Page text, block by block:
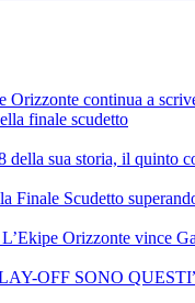
finale scudetto